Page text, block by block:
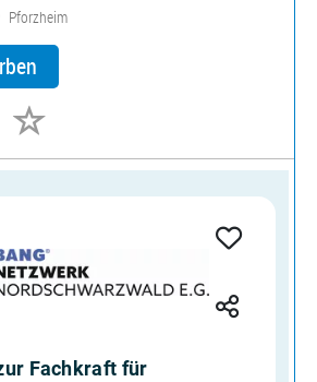
Pforzheim